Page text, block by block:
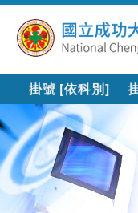
掛號 [依科別]